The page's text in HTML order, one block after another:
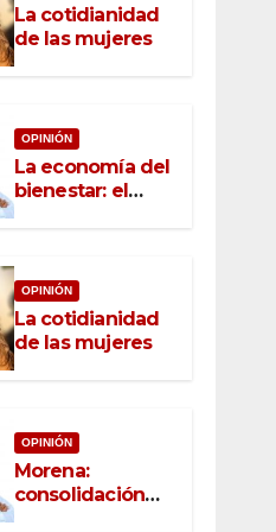
La cotidianidad
de las mujeres
OPINIÓN
La economía del
bienestar: el
nuevo rostro del
OPINIÓN
La cotidianidad
de las mujeres
OPINIÓN
Morena:
consolidación
con raíz, rumbo